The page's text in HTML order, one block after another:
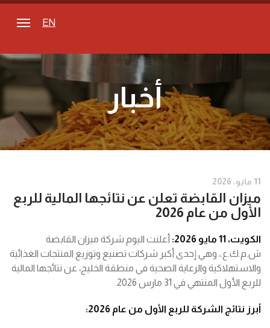
EN
أخبار
11 مايو، 2026
ميزان القابضة تعلن عن نتائجها المالية للربع
الأول من عام 2026
الكويت، 11 مايو
أعلنت اليوم شركة ميزان القابضة
ش.م.ك.ع.، وهي إحدى أكبر شركات تصنيع وتوزيع المنتجات الغذائية
والاستهلاكية والرعاية الصحية في منطقة الخليج، عن نتائجها المالية
للربع الأول المنتهي في 31 مارس 2026.
أبرز نتائج الشركة للربع الأول من عام